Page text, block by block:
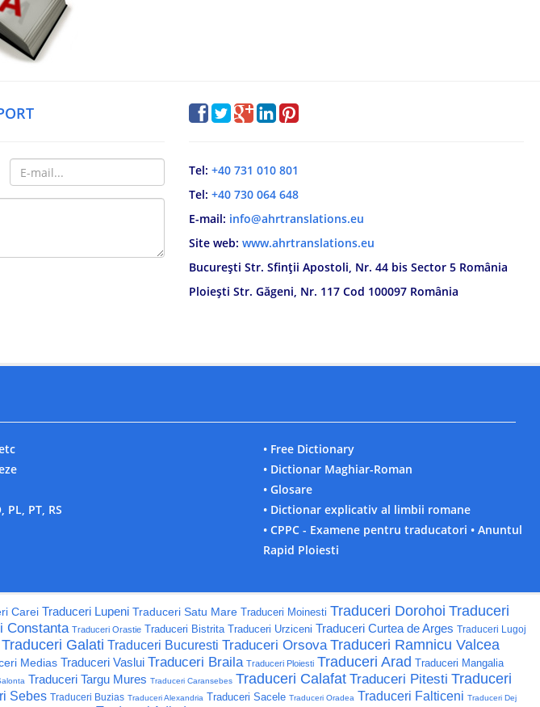
Tel:+40 731 010 801
Tel:+40 730 064 648
E-mail: info@ahrtranslations.eu
Site web:www.ahrtranslations.eu
București Str. Sfinții Apostoli, Nr. 44 bis Sector 5 România
Ploiești Str. Găgeni, Nr. 117 Cod 100097 România
PL, PT, RS
• Free Dictionary
• Dictionar Maghiar-Roman
• Glosare
• Dictionar explicativ al limbii romane
• CPPC - Examene pentru traducatori • Anuntul
Rapid Ploiesti
Carei Traduceri Lupeni Traduceri Satu Mare Traduceri Moinesti Traduceri Dorohoi Traduceri
Constanta Traduceri Orastie Traduceri Bistrita Traduceri Urziceni Traduceri Curtea de Arges Traduceri Lugoj
Traduceri Galati Traduceri Bucuresti Traduceri Orsova Traduceri Ramnicu Valcea
Medias Traduceri Vaslui Traduceri Braila Traduceri Ploiesti Traduceri Arad Traduceri Mangalia
Traduceri Targu Mures Traduceri Caransebes Traduceri Calafat Traduceri Pitesti Traduceri
Sebes Traduceri Buzias Traduceri Alexandria Traduceri Sacele Traduceri Oradea Traduceri Falticeni Traduceri Dej